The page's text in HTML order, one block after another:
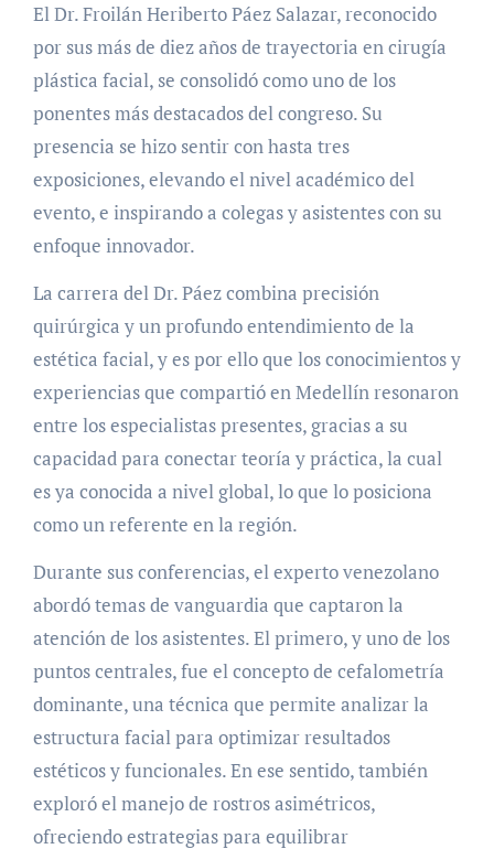
El Dr. Froilán Heriberto Páez Salazar, reconocido
por sus más de diez años de trayectoria en cirugía
plástica facial, se consolidó como uno de los
ponentes más destacados del congreso. Su
presencia se hizo sentir con hasta tres
exposiciones, elevando el nivel académico del
evento, e inspirando a colegas y asistentes con su
enfoque innovador.
La carrera del Dr. Páez combina precisión
quirúrgica y un profundo entendimiento de la
estética facial, y es por ello que los conocimientos y
experiencias que compartió en Medellín resonaron
entre los especialistas presentes, gracias a su
capacidad para conectar teoría y práctica, la cual
es ya conocida a nivel global, lo que lo posiciona
como un referente en la región.
Durante sus conferencias, el experto venezolano
abordó temas de vanguardia que captaron la
atención de los asistentes. El primero, y uno de los
puntos centrales, fue el concepto de cefalometría
dominante, una técnica que permite analizar la
estructura facial para optimizar resultados
estéticos y funcionales. En ese sentido, también
exploró el manejo de rostros asimétricos,
ofreciendo estrategias para equilibrar